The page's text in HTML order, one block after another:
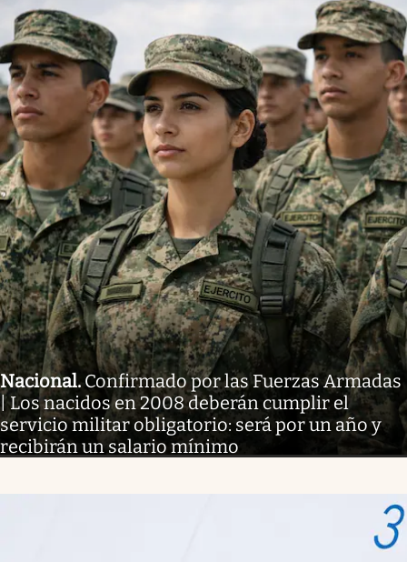
Nacional. Confirmado por las Fuerzas Armadas
| Los nacidos en 2008 deberán cumplir el
servicio militar obligatorio: será por un año y
recibirán un salario mínimo